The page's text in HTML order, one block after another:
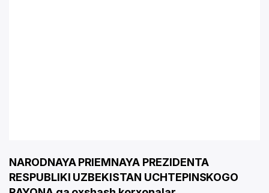
NARODNAYA PRIEMNAYA PREZIDENTA
RESPUBLIKI UZBEKISTAN UCHTEPINSKOGO